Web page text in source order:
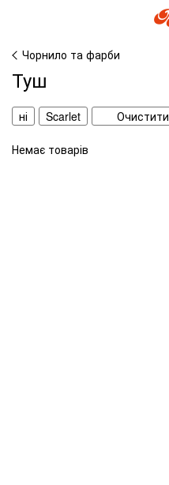
Чорнило та фарби
Туш
ні Scarlet Очистити
Немає товарів